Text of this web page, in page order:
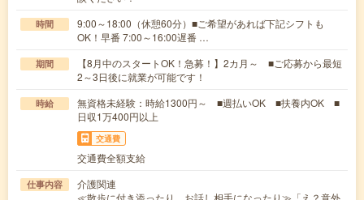
時間
9:00～18:00（休憩60分）■ご希望があれば下記シフトも
OK！早番 7:00～16:00遅番 …
期間
【8月中のスタートOK！急募！】2カ月～ ■ご応募から最短
2～3日後に就業が可能です！
時給
無資格未経験：時給1300円～ ■週払いOK ■扶養内OK ■
日収1万400円以上
交通費
交通費全額支給
仕事内容
介護関連
≪散歩に付き添ったり、お話し相手になったり≫「え？意外